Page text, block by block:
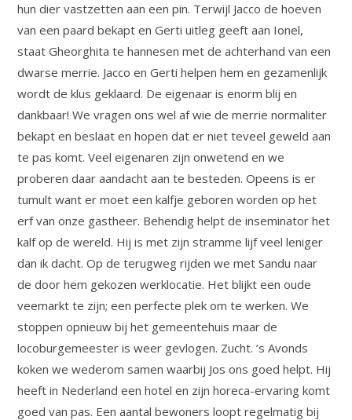
hun dier vastzetten aan een pin. Terwijl Jacco de hoeven
van een paard bekapt en Gerti uitleg geeft aan Ionel,
staat Gheorghita te hannesen met de achterhand van een
dwarse merrie. Jacco en Gerti helpen hem en gezamenlijk
wordt de klus geklaard. De eigenaar is enorm blij en
dankbaar! We vragen ons wel af wie de merrie normaliter
bekapt en beslaat en hopen dat er niet teveel geweld aan
te pas komt. Veel eigenaren zijn onwetend en we
proberen daar aandacht aan te besteden. Opeens is er
tumult want er moet een kalfje geboren worden op het
erf van onze gastheer. Behendig helpt de inseminator het
kalf op de wereld. Hij is met zijn stramme lijf veel leniger
dan ik dacht. Op de terugweg rijden we met Sandu naar
de door hem gekozen werklocatie. Het blijkt een oude
veemarkt te zijn; een perfecte plek om te werken. We
stoppen opnieuw bij het gemeentehuis maar de
locoburgemeester is weer gevlogen. Zucht. ’s Avonds
koken we wederom samen waarbij Jos ons goed helpt. Hij
heeft in Nederland een hotel en zijn horeca-ervaring komt
goed van pas. Een aantal bewoners loopt regelmatig bij